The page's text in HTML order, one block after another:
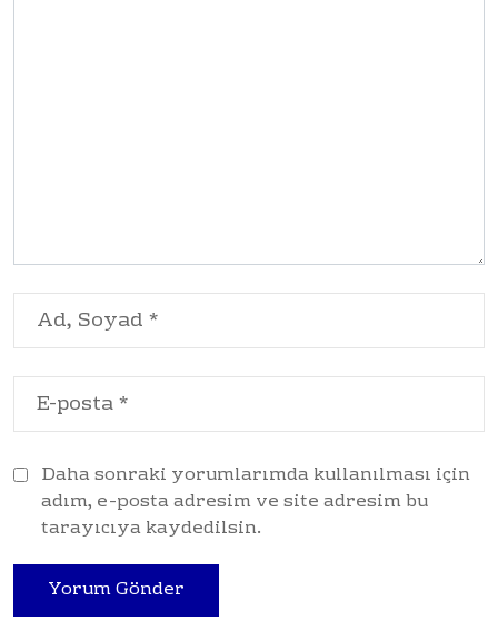
Daha sonraki yorumlarımda kullanılması için
adım, e-posta adresim ve site adresim bu
tarayıcıya kaydedilsin.